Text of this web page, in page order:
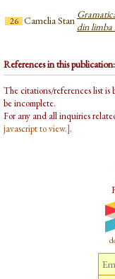
26 Camelia Stan din limba
References in this
The citations/references list is
be incomplete.
For any and all inquiries
javascript to view.].